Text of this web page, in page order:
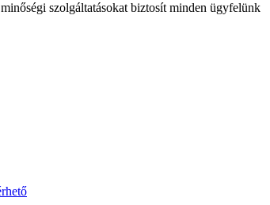
szolgáltatásokat biztosít minden ügyfelünk